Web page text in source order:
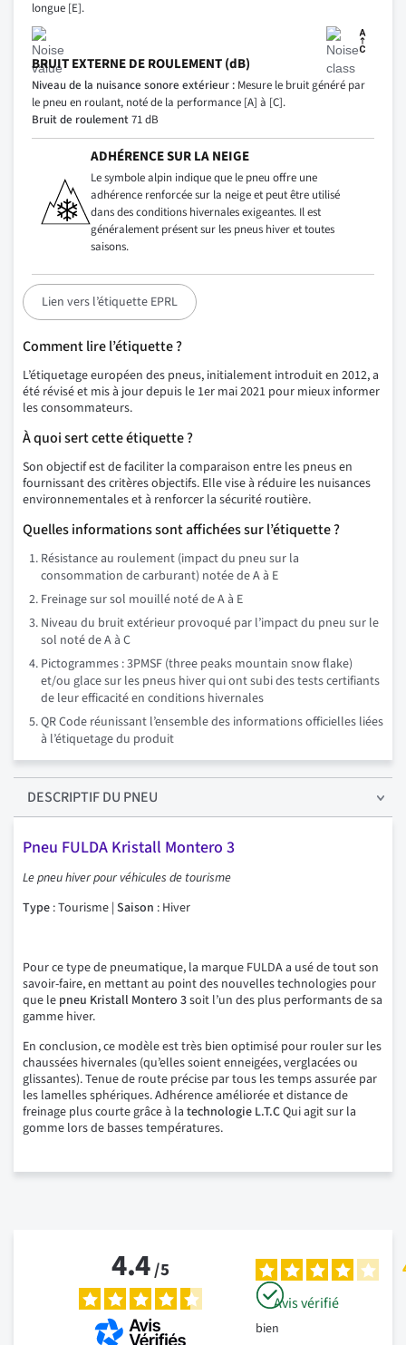
longue [E].
BRUIT EXTERNE DE ROULEMENT (dB)
Niveau de la nuisance sonore extérieur : Mesure le bruit généré par
le pneu en roulant, noté de la performance [A] à [C].
Bruit de roulement71 dB
ADHÉRENCE SUR LA NEIGE
Le symbole alpin indique que le pneu offre une
adhérence renforcée sur la neige et peut être utilisé
dans des conditions hivernales exigeantes. Il est
généralement présent sur les pneus hiver et toutes
saisons.
Lien vers l’étiquette EPRL
Comment lire l’étiquette ?
L’étiquetage européen des pneus, initialement introduit en 2012, a
été révisé et mis à jour depuis le 1er mai 2021 pour mieux informer
les consommateurs.
À quoi sert cette étiquette ?
Son objectif est de faciliter la comparaison entre les pneus en
fournissant des critères objectifs. Elle vise à réduire les nuisances
environnementales et à renforcer la sécurité routière.
Quelles informations sont affichées sur l’étiquette ?
Résistance au roulement (impact du pneu sur la
consommation de carburant) notée de A à E
Freinage sur sol mouillé noté de A à E
Niveau du bruit extérieur provoqué par l’impact du pneu sur le
sol noté de A à C
Pictogrammes : 3PMSF (three peaks mountain snow flake)
et/ou glace sur les pneus hiver qui ont subi des tests certifiants
de leur efficacité en conditions hivernales
QR Code réunissant l’ensemble des informations officielles liées
à l’étiquetage du produit
DESCRIPTIFDU PNEU
Pneu FULDA Kristall Montero 3
Le pneu hiver pour véhicules de tourisme
Type : Tourisme | Saison : Hiver
Pour ce type de pneumatique, la marque FULDA a usé de tout son
savoir-faire, en mettant au point des nouvelles technologies pour
que le pneu Kristall Montero 3soit l’un des plus performants de sa
gamme hiver.
En conclusion, ce modèle est très bien optimisé pour rouler sur les
chaussées hivernales (qu’elles soient enneigées, verglacées ou
glissantes). Tenue de route précise par tous les temps assurée par
les lamelles sphériques. Adhérence améliorée et distance de
freinage plus courte grâce à la technologie L.T.CQui agit sur la
gomme lors de basses températures.
4.4/5
Avis vérifié
bien